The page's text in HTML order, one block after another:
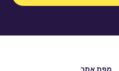
מפת אתר